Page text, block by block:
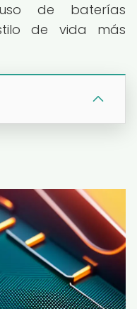
de baterías
de vida más